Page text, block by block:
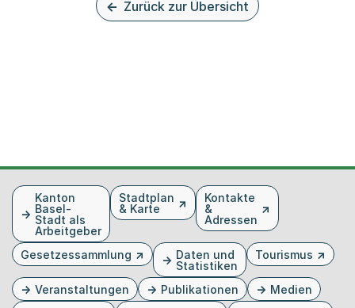
Zurück zur Übersicht
FusszeileKanton
Basel-
Stadt als
Arbeitgeber
Stadtplan
& Karte
Kontakte
&
Adressen
Gesetzessammlung
Daten und
Statistiken
Tourismus
Veranstaltungen Publikationen
Medien